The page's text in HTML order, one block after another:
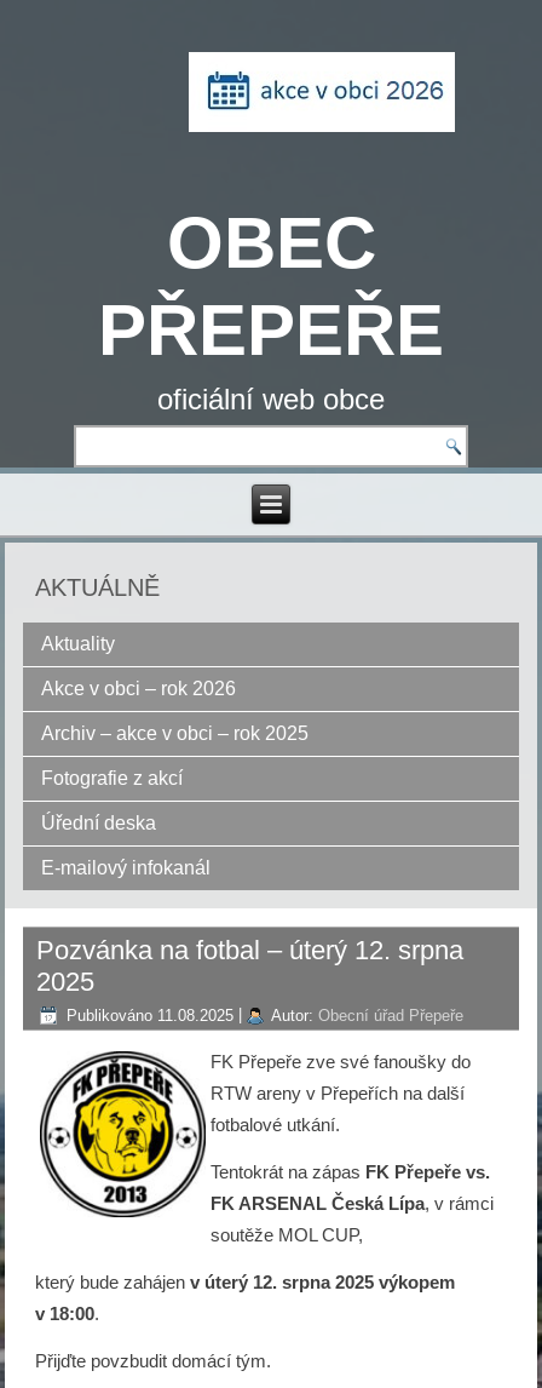
OBEC
PŘEPEŘE
oficiální web obce
AKTUÁLNĚ
Aktuality
Akce v obci – rok 2026
Archiv – akce v obci – rok 2025
Fotografie z akcí
Úřední deska
E-mailový infokanál
Pozvánka na fotbal – úterý 12. srpna
2025
Publikováno 11.08.2025 Autor: Obecní úřad Přepeře
FK Přepeře zve své fanoušky do
RTW areny v Přepeřích na další
fotbalové utkání.
Tentokrát na zápas FK Přepeře vs.
FK ARSENAL Česká Lípa, v rámci
soutěže MOL CUP,
který bude zahájenv úterý 12. srpna 2025 výkopem
v 18:00.
Přijďte povzbudit domácí tým.